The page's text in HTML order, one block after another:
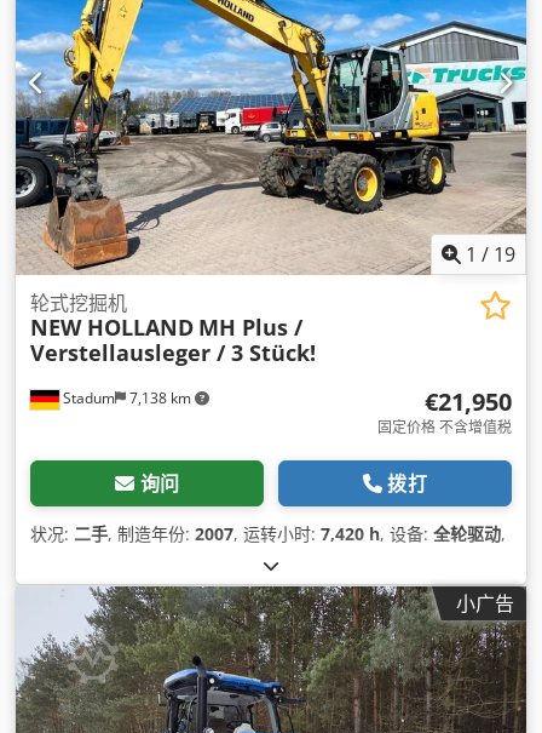
1 / 19
Stadum 7,138 km
轮式挖掘机
NEW HOLLAND MH Plus /
Verstellausleger / 3 Stück!
€21,950
固定价格 不含增值税
询问 拨打
状况: 二手, 制造年份: 2007, 运转小时: 7,420 h, 设备: 全轮驱动,
小广告